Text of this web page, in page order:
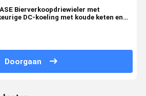
Bierverkoopdriewieler met
DC-koeling met koude keten en
Doorgaan